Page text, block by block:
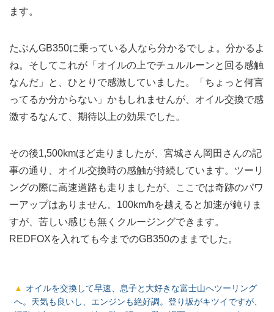
ます。
たぶんGB350に乗っている人なら分かるでしょ。分かるよ
ね。そしてこれが「オイルの上でチュルルーンと回る感触
なんだ」と、ひとりで感激していました。「ちょっと何言
ってるか分からない」かもしれませんが、オイル交換で感
激するなんて、期待以上の効果でした。
その後1,500kmほど走りましたが、宮城さん岡田さんの記
事の通り、オイル交換時の感触が持続しています。ツーリ
ングの際に高速道路も走りましたが、ここでは奇跡のパワ
ーアップはありません。100km/hを越えると加速が鈍りま
すが、苦しい感じも無くクルージングできます。
REDFOXを入れても今までのGB350のままでした。
オイルを交換して早速、息子と大好きな富士山へツーリング
へ。天気も良いし、エンジンも絶好調。登り坂がキツイですが、